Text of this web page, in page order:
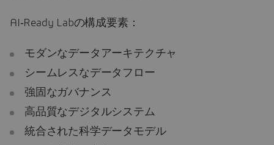
AI‑Ready Labの構成要素：
モダンなデータアーキテクチャ
シームレスなデータフロー
強固なガバナンス
高品質なデジタルシステム
統合された科学データモデル